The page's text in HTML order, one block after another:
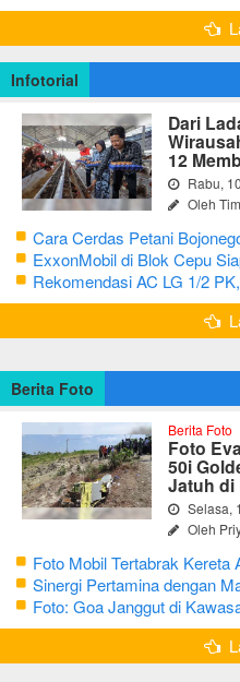
Bertutur tentang Nilai Hidup
Infotorial
Dari
12
Rabu,
Oleh
Cara Cerdas Petani
Keluarga
ExxonMobil di Blok Cepu
Rekomendasi AC LG 1/2
Maksimal
Berita Foto
Berita Foto
Foto
50i
Jatuh di
Selasa,
Oleh
Foto Mobil Tertabrak Kereta
Sinergi Pertamina dengan
Foto: Goa Janggut di
Bojonegoro